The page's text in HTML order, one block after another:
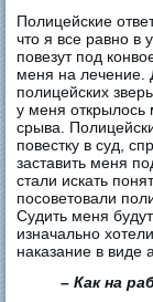
Полицейские
что я все равно в
повезут под
меня на лечение.
полицейских
у меня открылось
срыва.
повестку в суд,
заставить меня
стали искать
посоветовали
Судить меня
изначально
наказание в виде
– ​Как на